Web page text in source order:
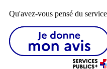
Qu'avez-vous pensé du